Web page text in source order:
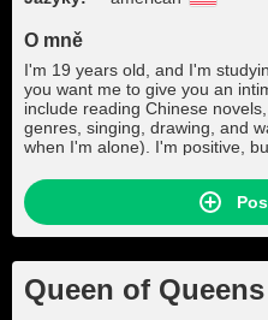
O mně
I'm 19 years old, and I'm
you want me to give you an
include reading Chinese
genres, singing, drawing, and
when I'm alone). I'm positive,
Queen of Queens